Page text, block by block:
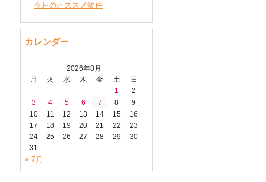
今月のオススメ物件
カレンダー
2026年8月
月
火 水 木 金 土
日
1
2
3
4 5 6 7 8
9
10
11 12 13 14 15
16
17
18 19 20 21 22
23
24
25 26 27 28 29
30
31
« 7月